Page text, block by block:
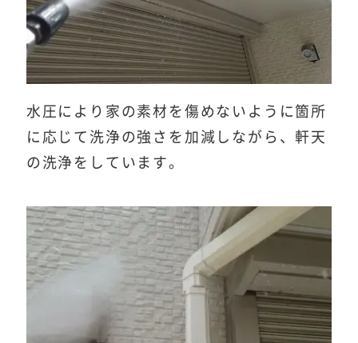
水圧により家の素材を傷めないように箇所
に応じて洗浄の強さを加減しながら、軒天
の洗浄をしています。